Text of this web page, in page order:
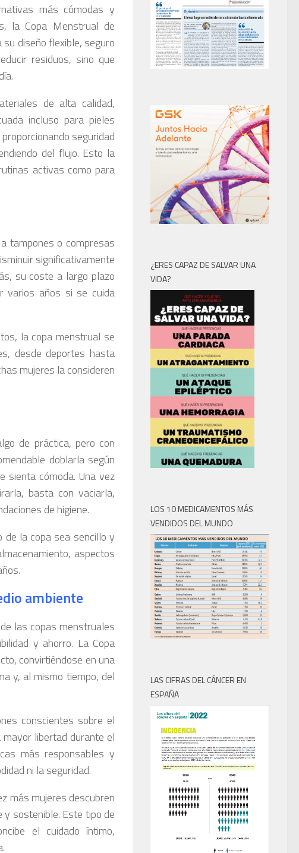
más cómodas y
la Copa Menstrual de
diseño flexible, seguro
residuos, sino que
de alta calidad,
incluso para pieles
seguridad
del flujo. Esto la
activas como para
tampones o compresas
significativamente
su coste a largo plazo
varios años si se cuida
la copa menstrual se
desde deportes hasta
mujeres la consideren
de práctica, pero con
doblarla según
sienta cómoda. Una vez
basta con vaciarla,
de higiene.
de la copa sea sencillo y
aspectos
ambiente
las copas menstruales
y ahorro. La Copa
convirtiéndose en una
y, al mismo tiempo, del
conscientes sobre el
libertad durante el
más responsables y
ni la seguridad.
más mujeres descubren
sostenible. Este tipo de
el cuidado íntimo,
¿ERES CAPAZ DE SALVAR UNA
VIDA?
LOS 10 MEDICAMENTOS MÁS
VENDIDOS DEL MUNDO
LAS CIFRAS DEL CÁNCER EN
ESPAÑA